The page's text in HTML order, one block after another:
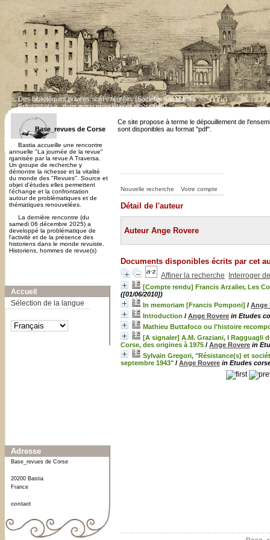
Ce site propose à terme le dépouillement de
sont disponibles au format "pdf".
Des bibliotèques privées sont intégrées (Sociétés savantes ;
Franciscorsa...mais aussi propriétaires physiques)
Nouvelle recherche Votre compte
Détail de l'auteur
Auteur Ange Rovere
Documents disponibles écrits par cet
Affiner la recherche Interroger
[Compte rendu] Francis Arzalier, Les
([01/06/2010])
In memoriam [Francis Pomponi] / Ange
Introduction / Ange Rovere in Etudes
Mathieu Buttafoco ou l'histoire
[A signaler] A.M. Graziani, I Ragguagli
Corse, des origines à 1975 / Ange Rovere in
Sylvain Gregori, "Résistance(s) et
septembre 1943" / Ange Rovere in Etudes
Base_revues de Corse
Bastia accueille une rencontre
annuelle "La journée de la revue"
rganisée par la revue A Traversa.
Un groupe de recherche y
démontre la richesse et la vitalité
du monde des "Revues". Source et
objet d'études elles permettent
l'échange et la confrontation
autour de problématiques et de
thématiques renouvelées.
La dernière rencontre (du
samedi 06 décembre 2025) a
developpé la problématique de
l'activité et de la présence des
historiens dans le monde revuiste.
Historiens, hommes de revue(s)
Accueil
Sélection de la langue
Adresse
Base_revues de Corse
20200 Bastia
France
contact